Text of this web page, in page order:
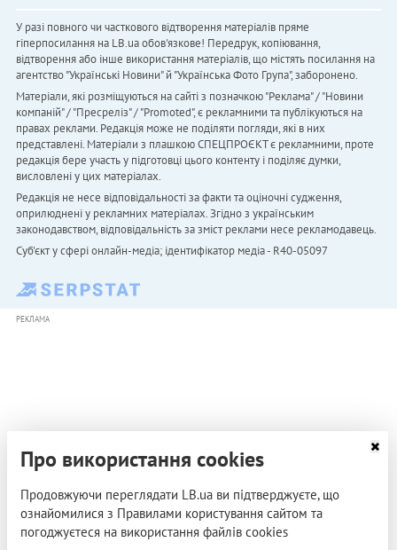
У разі повного чи часткового відтворення матеріалів пряме
гіперпосилання на LB.ua обов'язкове! Передрук, копіювання,
відтворення або інше використання матеріалів, що містять посилання на
агентство "Українськi Новини" й "Українська Фото Група", заборонено.
Матеріали, які розміщуються на сайті з позначкою "Реклама" / "Новини
компаній" / "Пресреліз" / "Promoted", є рекламними та публікуються на
правах реклами. Редакція може не поділяти погляди, які в них
представлені. Матеріали з плашкою СПЕЦПРОЄКТ є рекламними, проте
редакція бере участь у підготовці цього контенту і поділяє думки,
висловлені у цих матеріалах.
Редакція не несе відповідальності за факти та оціночні судження,
оприлюднені у рекламних матеріалах. Згідно з українським
законодавством, відповідальність за зміст реклами несе рекламодавець.
Cуб'єкт у сфері онлайн-медіа; ідентифікатор медіа - R40-05097
РЕКЛАМА
Про використання cookies
Продовжуючи переглядати LB.ua ви підтверджуєте, що
ознайомилися з Правилами користування сайтом та
погоджуєтеся на використання файлів cookies